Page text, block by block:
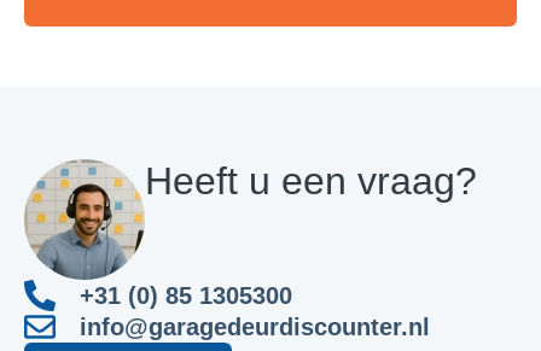
Heeft u een vraag?
+31 (0) 85 1305300
info@garagedeurdiscounter.nl